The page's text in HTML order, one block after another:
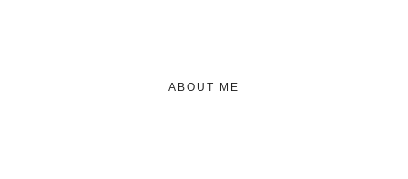
ABOUT ME